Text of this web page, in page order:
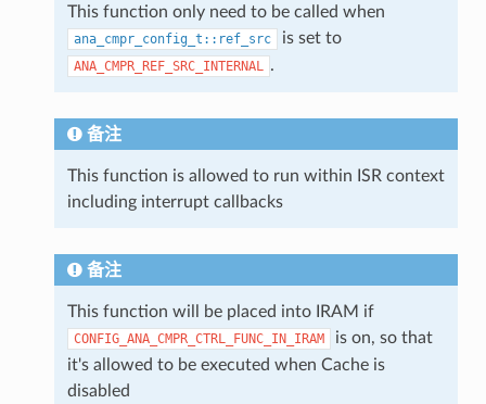
This function only need to be called when
ana_cmpr_config_t::ref_src is set to
ANA_CMPR_REF_SRC_INTERNAL .
备注
This function is allowed to run within ISR context
including interrupt callbacks
备注
This function will be placed into IRAM if
CONFIG_ANA_CMPR_CTRL_FUNC_IN_IRAM
is on, so that
it's allowed to be executed when Cache is
disabled